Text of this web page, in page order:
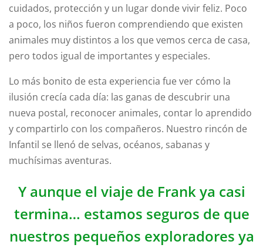
cuidados, protección y un lugar donde vivir feliz. Poco
a poco, los niños fueron comprendiendo que existen
animales muy distintos a los que vemos cerca de casa,
pero todos igual de importantes y especiales.
Lo más bonito de esta experiencia fue ver cómo la
ilusión crecía cada día: las ganas de descubrir una
nueva postal, reconocer animales, contar lo aprendido
y compartirlo con los compañeros. Nuestro rincón de
Infantil se llenó de selvas, océanos, sabanas y
muchísimas aventuras.
Y aunque el viaje de Frank ya casi
termina… estamos seguros de que
nuestros pequeños exploradores ya